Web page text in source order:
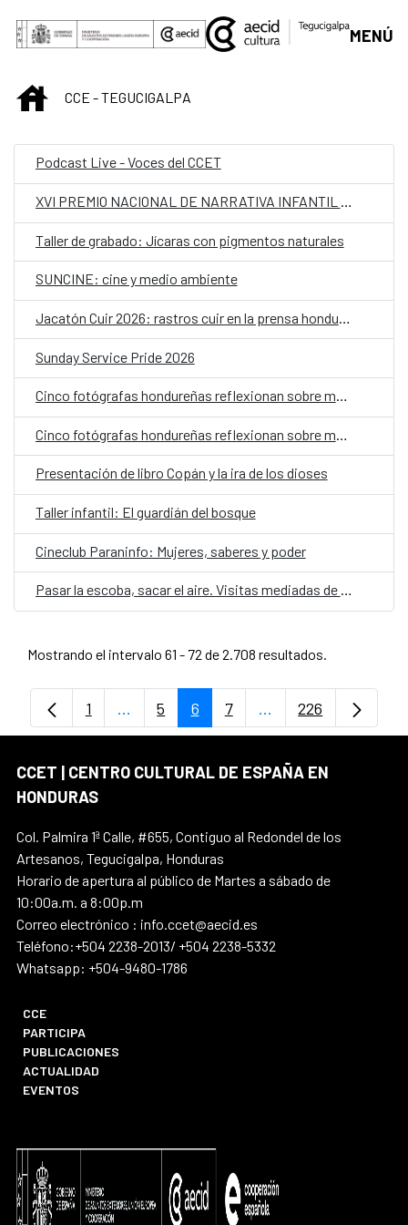
Saltar al contenido principal
MENÚ
INICIOCCE - TEGUCIGALPA
Podcast Live - Voces del CCET
XVI PREMIO NACIONAL DE NARRATIVA INFANTIL Y JUVENIL
Taller de grabado: Jícaras con pigmentos naturales
SUNCINE: cine y medio ambiente
Jacatón Cuir 2026: rastros cuir en la prensa hondureña de los 70 y 80
Sunday Service Pride 2026
Cinco fotógrafas hondureñas reflexionan sobre memoria y cuerpo en "Realidades paralelas"
Cinco fotógrafas hondureñas reflexionan sobre memoria y cuerpo en "Realidades paralelas"
Presentación de libro Copán y la ira de los dioses
Taller infantil: El guardián del bosque
Cineclub Paraninfo: Mujeres, saberes y poder
Pasar la escoba, sacar el aire. Visitas mediadas de la exposición Aquelarre
Mostrando el intervalo 61 - 72 de 2.708 resultados.
Página
1 ...Páginas intermedias Use TAB para
Página
5 Página
6 Página
7 ...PáginasPágina
226
CCET | CENTRO CULTURAL DE ESPAÑA EN
HONDURAS
Col. Palmira 1ª Calle, #655, Contiguo al Redondel de los
Artesanos, Tegucigalpa, Honduras
Horario de apertura al público de Martes a sábado de
10:00a.m. a 8:00p.m
Correo electrónico : info.ccet@aecid.es
Teléfono:+504 2238-2013/ +504 2238-5332
Whatsapp: +504-9480-1786
CCE
PARTICIPA
PUBLICACIONES
ACTUALIDAD
EVENTOS